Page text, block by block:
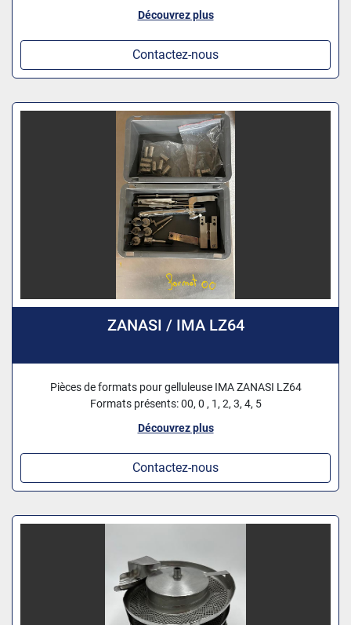
Découvrez plus
Contactez-nous
ZANASI / IMA LZ64
Pièces de formats pour gelluleuse IMA ZANASI LZ64
Formats présents: 00, 0 , 1, 2, 3, 4, 5
Découvrez plus
Contactez-nous